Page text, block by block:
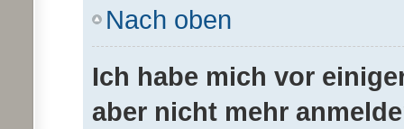
Nach oben
Ich habe mich vor
aber nicht mehr